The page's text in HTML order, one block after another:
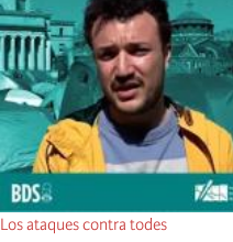
Los ataques contra todes